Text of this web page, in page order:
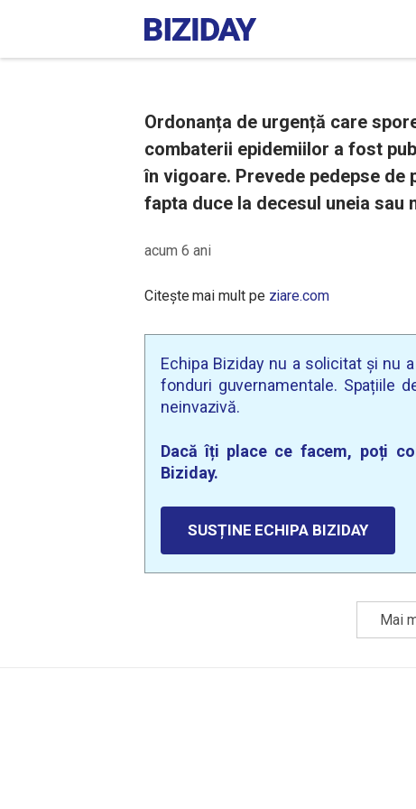
Ordonanța de urgență care
combaterii epidemiilor a fost
în vigoare. Prevede pedepse de
fapta duce la decesul uneia sau
acum 6 ani
Citește mai mult pe ziare.com
Echipa Biziday nu a solicitat și nu
fonduri guvernamentale. Spațiile
neinvazivă.
Dacă îți place ce facem, poți
Biziday.
SUSȚINE ECHIPA BIZIDAY
Mai